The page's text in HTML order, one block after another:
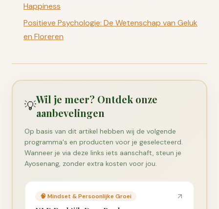
Happiness
Positieve Psychologie: De Wetenschap van Geluk
en Floreren
💡Wil je meer? Ontdek onze
aanbevelingen
Op basis van dit artikel hebben wij de volgende
programma's en producten voor je geselecteerd.
Wanneer je via deze links iets aanschaft, steun je
Ayosenang, zonder extra kosten voor jou.
🧠 Mindset & Persoonlijke Groei